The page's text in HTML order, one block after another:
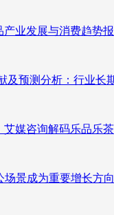
产业发展与消费趋势
及预测分析：行业
媒咨询解码乐品乐
场景成为重要增长方向